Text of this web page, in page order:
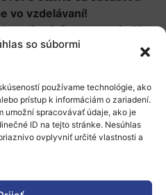
so súbormi
používame technológie, ako
prístup k informáciám o zariadení.
umožní spracovávať údaje, ako je
ID na tejto stránke. Nesúhlas
ovplyvniť určité vlastnosti a
vo vzdelávaní!
online info stretnutie 19.
sa dozviete o
v oblasti vzdelávania,
program aj link na
bit.ly/3GK8WnI(nie je
a špeciálne o